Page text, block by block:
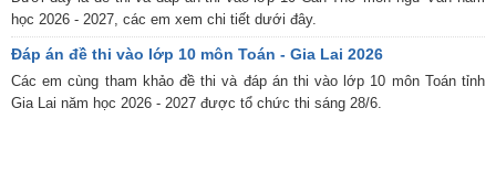
học 2026 - 2027, các em xem chi tiết dưới đây.
Đáp án đề thi vào lớp 10 môn Toán - Gia Lai 2026
Các em cùng tham khảo đề thi và đáp án thi vào lớp 10 môn Toán tỉnh
Gia Lai năm học 2026 - 2027 được tổ chức thi sáng 28/6.